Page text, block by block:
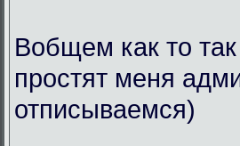
Вобщем как то
простят меня
отписываемся)